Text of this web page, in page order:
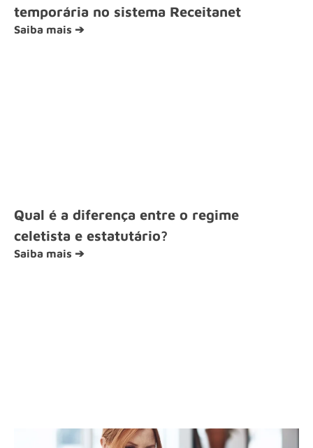
temporária no sistema Receitanet
Saiba mais ➔
Qual é a diferença entre o regime
celetista e estatutário?
Saiba mais ➔